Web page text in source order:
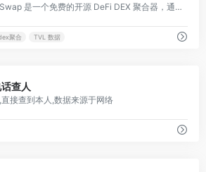
DefiLlama Swap 是一个免费的开源 DeFi DEX 聚合器，通过比较多个去中心化交易所的报价和 gas 费用，帮助用户实现高效、低成本的加密货币跨链交换。
聚合 TVL 数据
查人
接查到本人,数据来源于网络